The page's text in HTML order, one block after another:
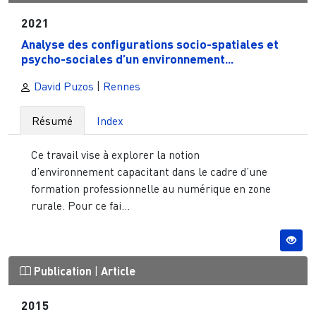
2021
Analyse des configurations socio-spatiales et
psycho-sociales d’un environnement...
David Puzos Rennes
Résumé Index
Ce travail vise à explorer la notion
d’environnement capacitant dans le cadre d’une
formation professionnelle au numérique en zone
rurale. Pour ce fai...
Publication Article
2015